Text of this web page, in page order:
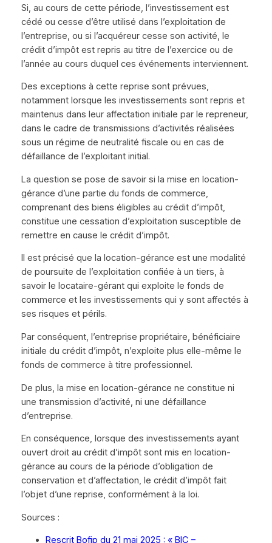
Si, au cours de cette période, l’investissement est
cédé ou cesse d’être utilisé dans l’exploitation de
l’entreprise, ou si l’acquéreur cesse son activité, le
crédit d’impôt est repris au titre de l’exercice ou de
l’année au cours duquel ces événements interviennent.
Des exceptions à cette reprise sont prévues,
notamment lorsque les investissements sont repris et
maintenus dans leur affectation initiale par le repreneur,
dans le cadre de transmissions d’activités réalisées
sous un régime de neutralité fiscale ou en cas de
défaillance de l’exploitant initial.
La question se pose de savoir si la mise en location-
gérance d’une partie du fonds de commerce,
comprenant des biens éligibles au crédit d’impôt,
constitue une cessation d’exploitation susceptible de
remettre en cause le crédit d’impôt.
Il est précisé que la location-gérance est une modalité
de poursuite de l’exploitation confiée à un tiers, à
savoir le locataire-gérant qui exploite le fonds de
commerce et les investissements qui y sont affectés à
ses risques et périls.
Par conséquent, l’entreprise propriétaire, bénéficiaire
initiale du crédit d’impôt, n’exploite plus elle-même le
fonds de commerce à titre professionnel.
De plus, la mise en location-gérance ne constitue ni
une transmission d’activité, ni une défaillance
d’entreprise.
En conséquence, lorsque des investissements ayant
ouvert droit au crédit d’impôt sont mis en location-
gérance au cours de la période d’obligation de
conservation et d’affectation, le crédit d’impôt fait
l’objet d’une reprise, conformément à la loi.
Sources :
Rescrit Bofip du 21 mai 2025 : « BIC –